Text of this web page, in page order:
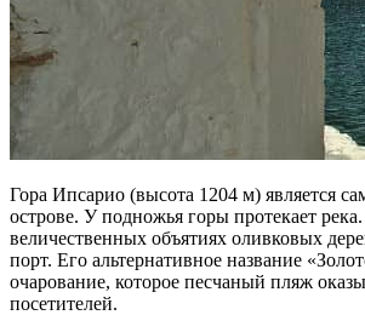
Гора Ипсарио (высота 1204 м) является
острове. У подножья горы протекает
величественных объятиях оливковых
порт. Его альтернативное название
очарование, которое песчаный пляж
посетителей.